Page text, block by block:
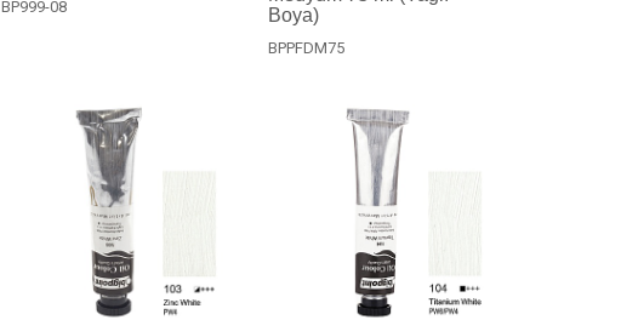
BP999-08
Boya)
BPPFDM75